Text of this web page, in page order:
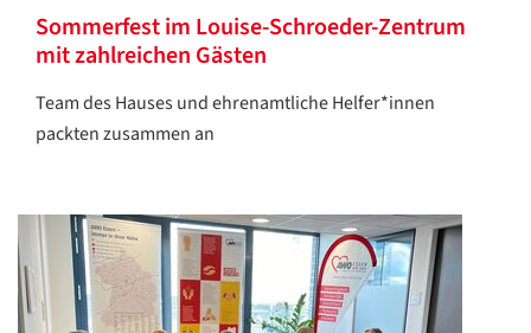
Sommerfest im Louise-Schroeder-Zentrum
mit zahlreichen Gästen
Team des Hauses und ehrenamtliche Helfer*innen
packten zusammen an